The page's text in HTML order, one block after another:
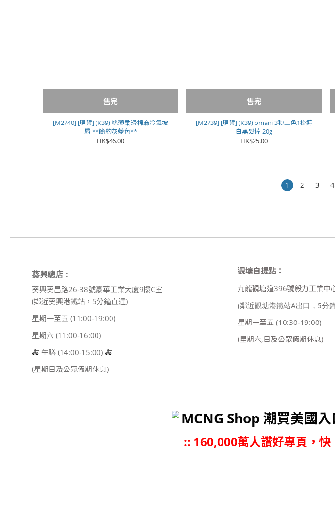
售完
[M2740] [現貨] (K39) 絲薄柔滑棉麻冷氣披
肩 **簡約灰藍色**
HK$46.00
售完
[M2739] [現貨] (K39) omani 3秒上色1梳遮
白黑髮棒 20g
HK$25.00
1 2 3 4
葵興總店：
葵興葵昌路26-38號豪華工業大廈9樓C室
(鄰近葵興港鐵站，5分鐘直達)
星期一至五 (11:00-19:00)
星期六 (11:00-16:00)
🍝 午膳 (14:00-15:00) 🍝
(星期日及公眾假期休息)
觀塘自提點：
九龍觀塘道396號毅力工業中
(鄰近觀塘港鐵站A出口，5分
星期一至五 (10:30-19:00)
(星期六,日及公眾假期休息)
MCNG Shop 潮買美國
:: 160,000萬人讚好專頁，